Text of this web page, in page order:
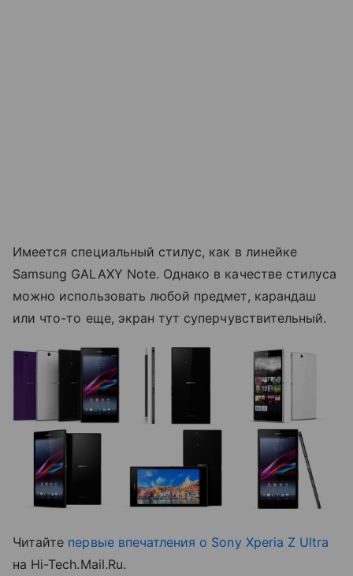
Имеется специальный стилус, как в линейке
Samsung GALAXY Note. Однако в качестве стилуса
можно использовать любой предмет, карандаш
или что-то еще, экран тут суперчувствительный.
Читайте первые впечатления о Sony Xperia Z Ultra
на Hi-Tech.Mail.Ru.